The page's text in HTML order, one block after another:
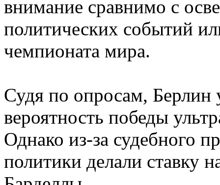
внимание сравнимо с
политических событий
чемпионата мира.
Судя по опросам, Берлин
вероятность победы
Однако из-за судебного
политики делали ставку